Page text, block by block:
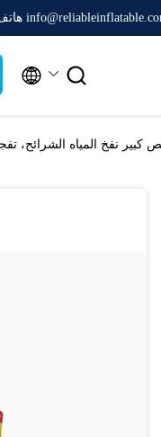
هاتف 86--
 
كبير نفخ المياه الشرائح،